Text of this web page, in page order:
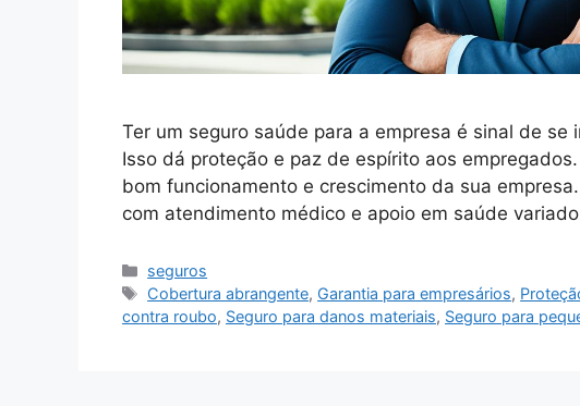
Ter um seguro saúde para a empresa é sinal de
Isso dá proteção e paz de espírito aos
bom funcionamento e crescimento da sua
com atendimento médico e apoio em saúde
Categorias
seguros
Tags
Cobertura abrangente, Garantia para empresários,
contra roubo, Seguro para danos materiais, Seguro para